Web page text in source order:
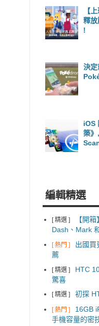
【
釋放
!
決
iOS
築
編輯精選
[ 精選 ]
【開
Dash、Mark
[ 熱門 ]
出國買
薦
[ 精選 ]
HTC
驚喜
[ 精選 ] 初探
[ 熱門 ]
16GB
手機容量的密